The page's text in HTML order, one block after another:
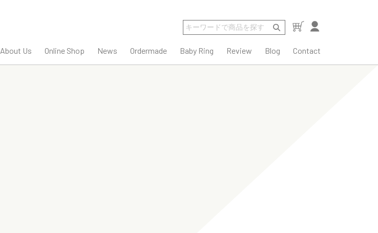
About Us Online Shop News Ordermade Baby Ring Review Blog Contact